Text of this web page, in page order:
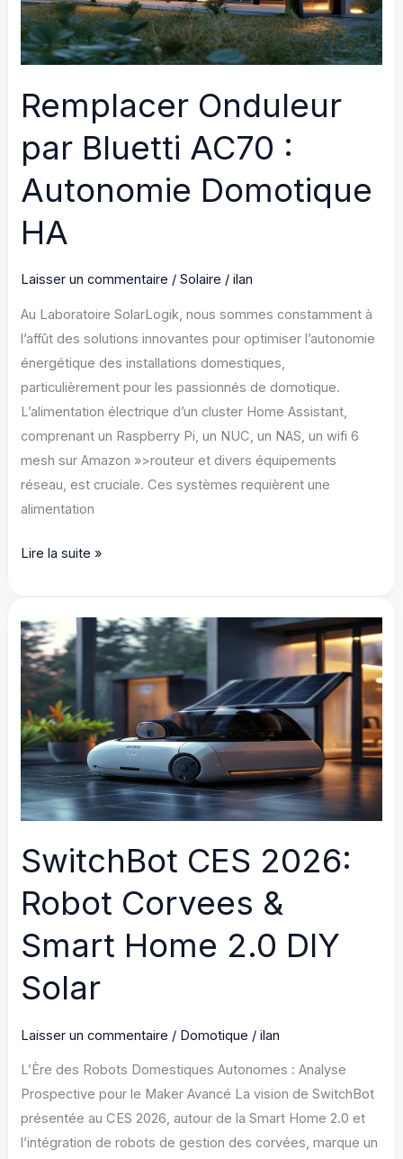
Remplacer Onduleur
par Bluetti AC70 :
Autonomie Domotique
HA
Laisser un commentaire /Solaire /ilan
Au Laboratoire SolarLogik, nous sommes constamment à
l’affût des solutions innovantes pour optimiser l’autonomie
énergétique des installations domestiques,
particulièrement pour les passionnés de domotique.
L’alimentation électrique d’un cluster Home Assistant,
comprenant un Raspberry Pi, un NUC, un NAS, un wifi 6
mesh sur Amazon »>routeur et divers équipements
réseau, est cruciale. Ces systèmes requièrent une
alimentation
Remplacer
Bluetti
AC70
:
Autonomie
Domotique
HA
Lire la suite »
SwitchBot CES 2026:
Robot Corvees &
Smart Home 2.0 DIY
Solar
Laisser un commentaire / Domotique /ilan
L’Ère des Robots Domestiques Autonomes : Analyse
Prospective pour le Maker Avancé La vision de SwitchBot
présentée au CES 2026, autour de la Smart Home 2.0 et
l’intégration de robots de gestion des corvées, marque un